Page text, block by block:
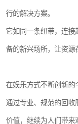
行的解决方案。
它如同一条纽带，连
备的新兴场所，让资源
在娱乐方式不断创新的
通过专业、规范的回收
价值，继续为人们带来